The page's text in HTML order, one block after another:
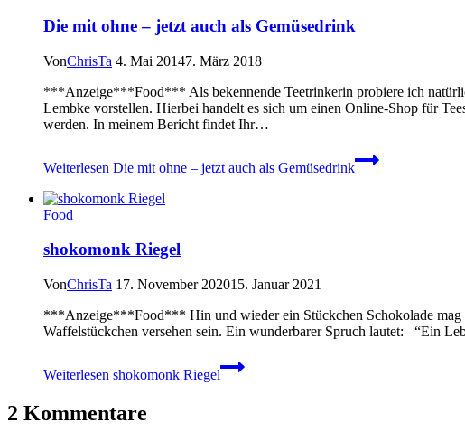
Die mit ohne – jetzt auch als Gemüsedrink
VonChrisTa 4. Mai 20147. März 2018
***Anzeige***Food*** Als bekennende Teetrinkerin probiere ich
Lembke vorstellen. Hierbei handelt es sich um einen Online-Shop für
werden. In meinem Bericht findet Ihr…
Weiterlesen Die mit ohne – jetzt auch als Gemüsedrink
Food
shokomonk Riegel
VonChrisTa 17. November 202015. Januar 2021
***Anzeige***Food*** Hin und wieder ein Stückchen Schokolade mag
Waffelstückchen versehen sein. Ein wunderbarer Spruch lautet: “Ein
Weiterlesen shokomonk Riegel
2 Kommentare